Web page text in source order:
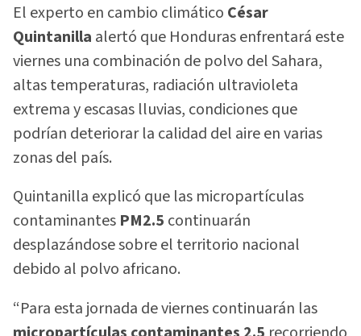
El experto en cambio climático César
Quintanilla alertó que Honduras enfrentará este
viernes una combinación de polvo del Sahara,
altas temperaturas, radiación ultravioleta
extrema y escasas lluvias, condiciones que
podrían deteriorar la calidad del aire en varias
zonas del país.
Quintanilla explicó que las micropartículas
contaminantes PM2.5 continuarán
desplazándose sobre el territorio nacional
debido al polvo africano.
“Para esta jornada de viernes continuarán las